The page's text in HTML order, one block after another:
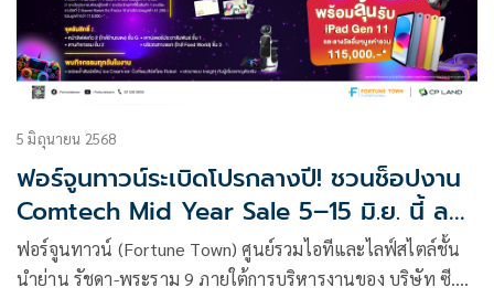
5 มิถุนายน 2568
ฟอร์จูนทาวน์ระเบิดโปรกลางปี! ชวนช็อปงาน
Comtech Mid Year Sale 5–15 มิ.ย. นี้ ลด
กระหน่ำสูงสุด 70% ขนดีลไอทีสุดคุ้ม พร้อม
ลุ้น iPad และของรางวัลมูลค่ารวมกว่า
ฟอร์จูนทาวน์ (Fortune Town) ศูนย์รวมไอทีและไลฟ์สไตล์ชั้น
นำย่าน รัชดา-พระราม 9 ภายใต้การบริหารงานของ บริษัท ซี.พี.